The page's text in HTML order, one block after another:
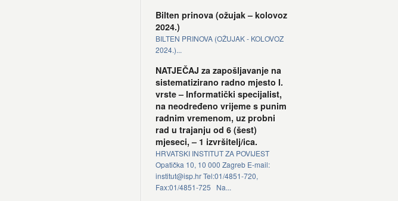
Bilten prinova (ožujak – kolovoz
2024.)
BILTEN PRINOVA (OŽUJAK - KOLOVOZ
2024.)...
NATJEČAJ za zapošljavanje na
sistematizirano radno mjesto I.
vrste – Informatički specijalist,
na neodređeno vrijeme s punim
radnim vremenom, uz probni
rad u trajanju od 6 (šest)
mjeseci, – 1 izvršitelj/ica.
HRVATSKI INSTITUT ZA POVIJEST
Opatička 10, 10 000 Zagreb E-mail:
institut@isp.hr Tel:01/4851-720,
Fax:01/4851-725 Na...